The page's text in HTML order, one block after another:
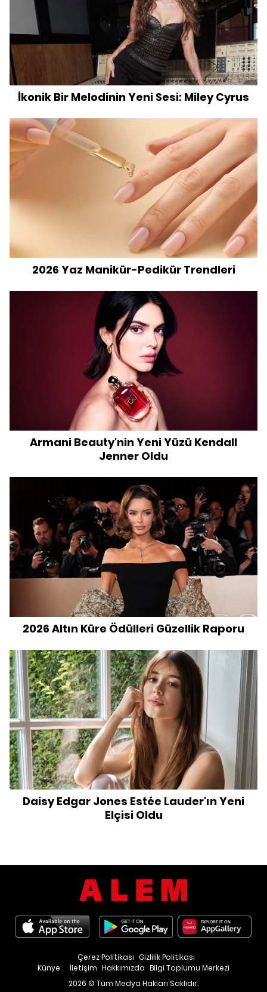
İkonik Bir Melodinin Yeni Sesi: Miley Cyrus
2026 Yaz Manikür-Pedikür Trendleri
Armani Beauty'nin Yeni Yüzü Kendall
Jenner Oldu
2026 Altın Küre Ödülleri Güzellik Raporu
Daisy Edgar Jones Estée Lauder'ın Yeni
Elçisi Oldu
Künye İletişim Hakkımızda Bilgi Toplumu Merkezi
Çerez Politikası Gizlilik Politikası
2026 © Tüm Medya Hakları Saklıdır.